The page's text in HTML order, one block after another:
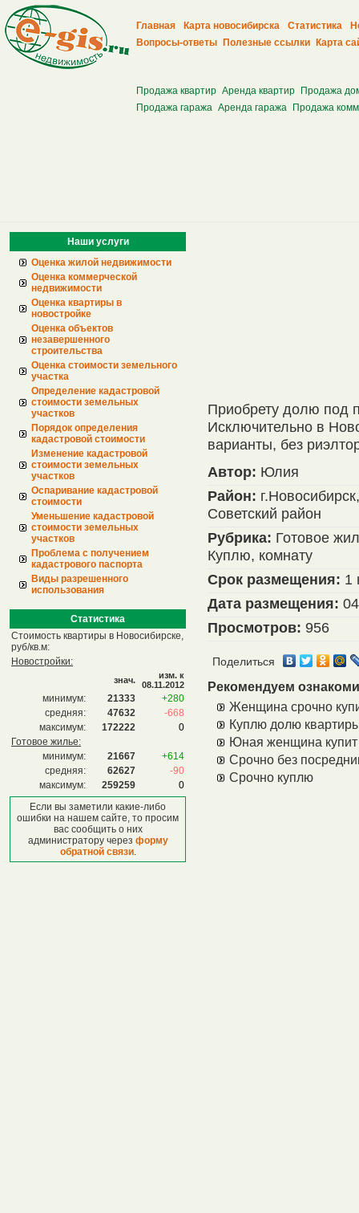
Главная Карта новосибирска Статистика
Вопросы-ответы
Полезные ссылки Карта
Продажа квартир Аренда квартир
Продажа
Продажа гаража Аренда гаража Продажа
Наши услуги
Оценка жилой недвижимости
Оценка коммерческой
недвижимости
Оценка квартиры в
новостройке
Оценка объектов
незавершенного
строительства
Оценка стоимости земельного
участка
Определение кадастровой
стоимости земельных
участков
Порядок определения
кадастровой стоимости
Изменение кадастровой
стоимости земельных
участков
Оспаривание кадастровой
стоимости
Уменьшение кадастровой
стоимости земельных
участков
Проблема с получением
кадастрового паспорта
Виды разрешенного
использования
Статистика
Стоимость квартиры в Новосибирске,
руб/кв.м:
Новостройки:
знач.
изм. к
08.11.2012
минимум: 21333
+280
средняя:
47632
-668
максимум:
172222
0
Готовое жилье:
минимум:
21667
+614
средняя:
62627
-90
максимум:
259259
0
Если вы заметили какие-либо
ошибки на нашем сайте, то просим
вас сообщить о них
администратору через форму
обратной связи.
Приобрету долю под
Исключительно в
варианты, без
Автор: Юлия
Район: г.Новосибирск,
Советский район
Рубрика: Готовое
Куплю, комнату
Срок размещения: 1
Дата размещения:
Просмотров: 956
Поделиться
Рекомендуем
Женщина cрочно
Куплю долю
Юная женщина
Срочно без
Срочно куплю